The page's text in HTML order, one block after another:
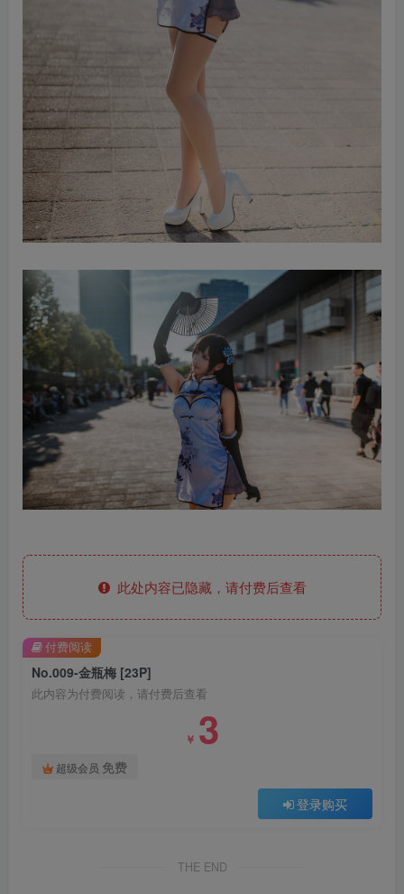
此处内容已隐藏，请付费后查看
No.009-金瓶梅 [23P]
此内容为付费阅读，请付费后查看
￥ 3
超级会员 免费
登录购买
付费阅读
THE END